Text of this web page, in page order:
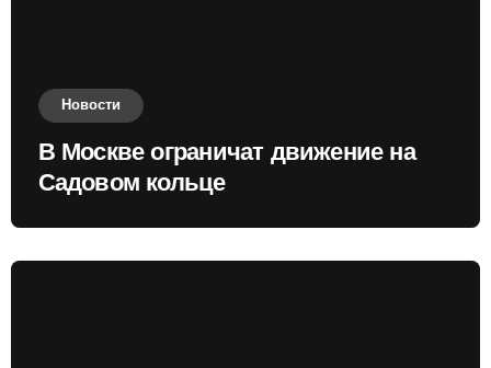
Новости
В Москве ограничат движение на
Садовом кольце